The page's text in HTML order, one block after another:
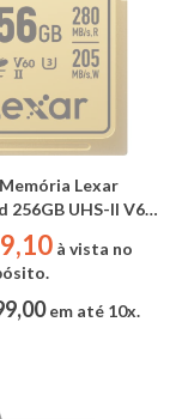
Lexar
256GB UHS-II V60
INOX / IP68 /
/ 5m Drop Proof /
370N )
à vista no
em até 10x.